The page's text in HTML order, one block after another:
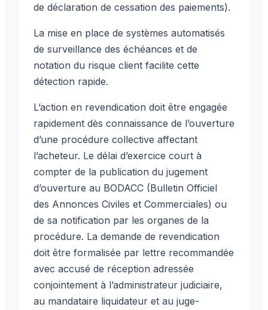
de déclaration de cessation des paiements).
La mise en place de systèmes automatisés
de surveillance des échéances et de
notation du risque client facilite cette
détection rapide.
L’action en revendication doit être engagée
rapidement dès connaissance de l’ouverture
d’une procédure collective affectant
l’acheteur. Le délai d’exercice court à
compter de la publication du jugement
d’ouverture au BODACC (Bulletin Officiel
des Annonces Civiles et Commerciales) ou
de sa notification par les organes de la
procédure. La demande de revendication
doit être formalisée par lettre recommandée
avec accusé de réception adressée
conjointement à l’administrateur judiciaire,
au mandataire liquidateur et au juge-